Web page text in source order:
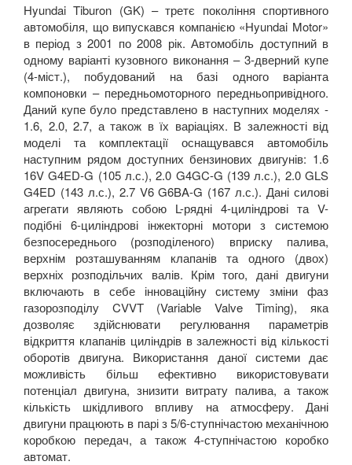
Hyundai Tiburon (GK) – третє покоління спортивного
автомобіля, що випускався компанією «Hyundai Motor»
в період з 2001 по 2008 рік. Автомобіль доступний в
одному варіанті кузовного виконання – 3-дверний купе
(4-міст.), побудований на базі одного варіанта
компоновки – передньомоторного передньопривідного.
Даний купе було представлено в наступних моделях -
1.6, 2.0, 2.7, а також в їх варіаціях. В залежності від
моделі та комплектації оснащувався автомобіль
наступним рядом доступних бензинових двигунів: 1.6
16V G4ED-G (105 л.с.), 2.0 G4GC-G (139 л.с.), 2.0 GLS
G4ED (143 л.с.), 2.7 V6 G6BA-G (167 л.с.). Дані силові
агрегати являють собою L-рядні 4-циліндрові та V-
подібні 6-циліндрові інжекторні мотори з системою
безпосереднього (розподіленого) вприску палива,
верхнім розташуванням клапанів та одного (двох)
верхніх розподільчих валів. Крім того, дані двигуни
включають в себе інноваційну систему зміни фаз
газорозподілу CVVT (Variable Valve Timing), яка
дозволяє здійснювати регулювання параметрів
відкриття клапанів циліндрів в залежності від кількості
оборотів двигуна. Використання даної системи дає
можливість більш ефективно використовувати
потенціал двигуна, знизити витрату палива, а також
кількість шкідливого впливу на атмосферу. Дані
двигуни працюють в парі з 5/6-ступнічастою механічною
коробкою передач, а також 4-ступнічастою коробко
автомат.